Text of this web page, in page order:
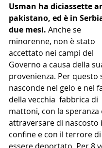
Usman ha diciassette
pakistano, ed è in
due mesi. Anche se
minorenne, non è stato
accettato nei campi del
Governo a causa della
provenienza. Per questo
nasconde nel gelo e nel
della vecchia  fabbrica di
mattoni, con la speranza
attraversare di nascosto
confine e con il terrore di